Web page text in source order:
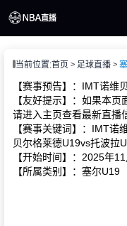
播
闻
当前位置:首页 足球直播
【赛事预告】：IMT诺维
【友好提示】：如果本页
请进入主页查看最新直播
【赛事关键词】：IMT诺
贝尔格莱德U19vs托波拉
【开始时间】：2025年
【所属类别】：塞尔U19